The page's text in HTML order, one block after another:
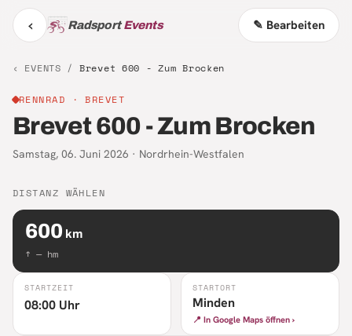
‹ RadsportEvents ✎ Bearbeiten
‹ EVENTS / Brevet 600 - Zum Brocken
RENNRAD · BREVET
Brevet 600 - Zum Brocken
Samstag, 06. Juni 2026 · Nordrhein-Westfalen
STARTZEIT
08:00 Uhr
STARTORT
Minden
📍 In Google Maps öffnen ›
DISTANZ WÄHLEN
600 km
↑ —hm